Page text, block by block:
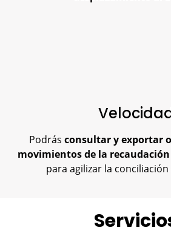
Podrás consultar y exportar
movimientos de la recaudación
para agilizar la